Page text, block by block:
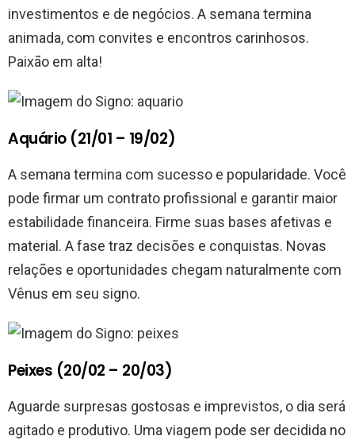
investimentos e de negócios. A semana termina
animada, com convites e encontros carinhosos.
Paixão em alta!
Aquário (21/01 – 19/02)
A semana termina com sucesso e popularidade. Você
pode firmar um contrato profissional e garantir maior
estabilidade financeira. Firme suas bases afetivas e
material. A fase traz decisões e conquistas. Novas
relações e oportunidades chegam naturalmente com
Vênus em seu signo.
Peixes (20/02 – 20/03)
Aguarde surpresas gostosas e imprevistos, o dia será
agitado e produtivo. Uma viagem pode ser decidida no